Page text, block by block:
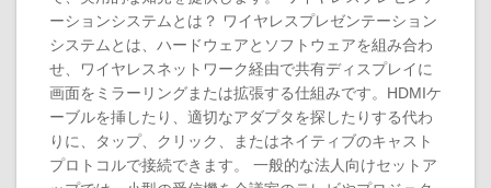
ーションシステムとは？ ワイヤレスプレゼンテーション
システムとは、ハードウェアとソフトウェアを組み合わ
せ、ワイヤレスネットワーク経由で共有ディスプレイに
画面をミラーリングまたは拡張する仕組みです。HDMIケ
ーブルを挿したり、適切なアダプタを探したりする代わ
りに、タップ、クリック、またはネイティブのキャスト
プロトコルで接続できます。 一般的な法人向けセットア